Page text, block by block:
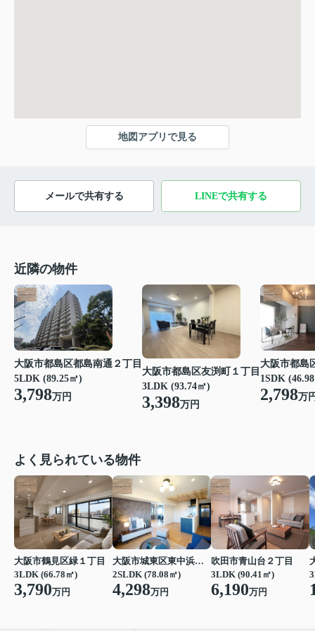
地図アプリで見る
メールで共有する LINEで共有する
近隣の物件
大阪市都島区都島南通２丁目
5LDK (89.25㎡)
3,798万円
大阪市都島区友渕町１丁目
3LDK (93.74㎡)
3,398万円
大阪市都島
1SDK
2,798万
よく見られている物件
大阪市鶴見区緑１丁目
3LDK (66.78㎡)
3,790万円
大阪市城東区東中浜６丁目
2SLDK (78.08㎡)
4,298万円
吹田市青山台２丁目
3LDK (90.41㎡)
6,190万円